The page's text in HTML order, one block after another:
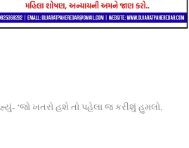
‘જો ખતરો હશે તો પહેલા જ કરીશું હુમલો,